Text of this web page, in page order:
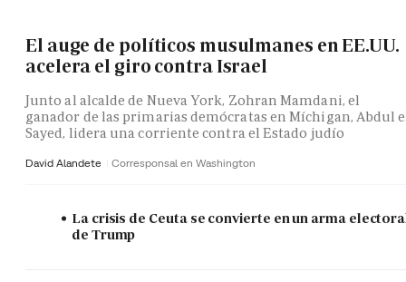
El auge de políticos musulmanes en EE.UU.
acelera el giro contra Israel
Junto al alcalde de Nueva York, Zohran Mamdani, el
ganador de las primarias demócratas en Míchigan, Abdul
Sayed, lidera una corriente contra el Estado judío
David Alandete Corresponsal en Washington
La crisis de Ceuta se convierte en un arma
de Trump